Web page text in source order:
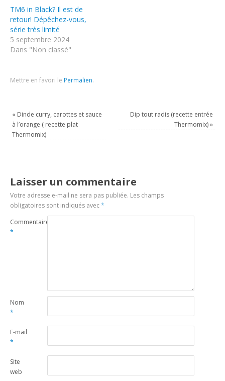
TM6 in Black? Il est de
retour! Dépêchez-vous,
série très limité
5 septembre 2024
Dans "Non classé"
Mettre en favori le Permalien.
« Dinde curry, carottes et sauce
à l’orange ( recette plat
Thermomix)
Dip tout radis (recette entrée
Thermomix)»
Laisser un commentaire
Votre adresse e-mail ne sera pas publiée. Les champs
obligatoires sont indiqués avec*
Commentaire
*
Nom
*
E-mail
*
Site
web